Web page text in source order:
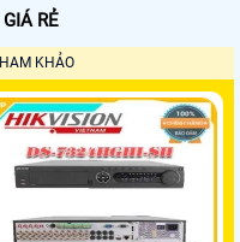
RẺ
KHẢO